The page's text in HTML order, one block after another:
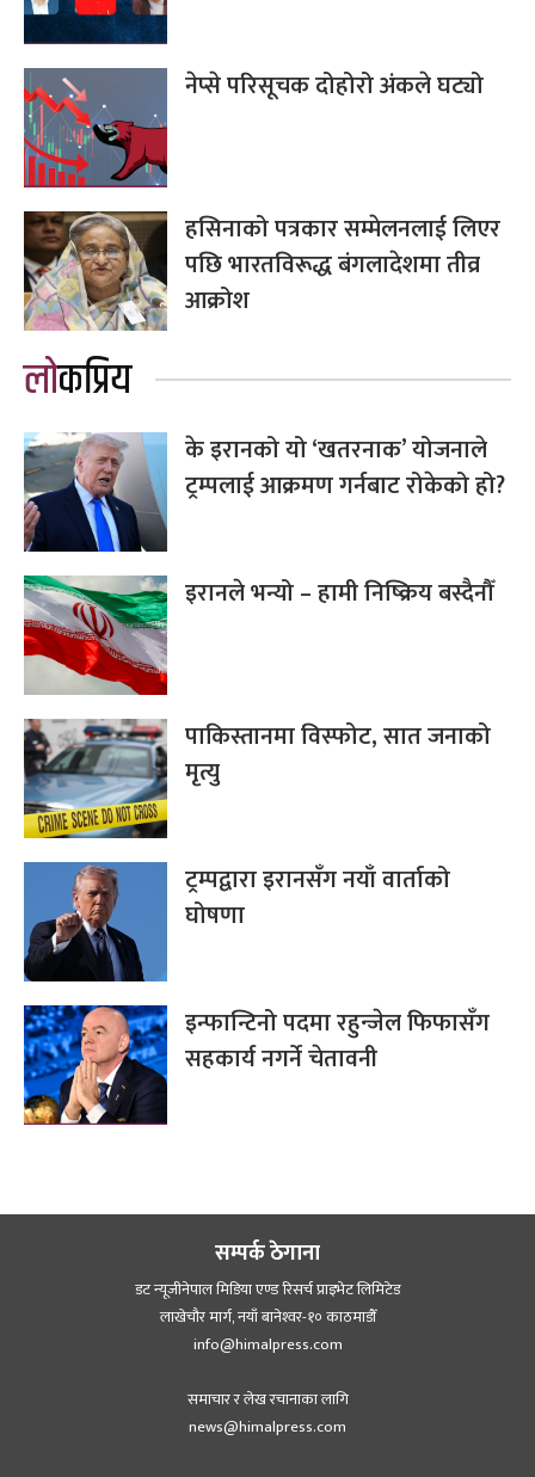
नेप्से परिसूचक दोहोरो अंकले घट्यो
हसिनाको पत्रकार सम्मेलनलाई लिएर
पछि भारतविरूद्ध बंगलादेशमा तीव्र
आक्रोश
लोकप्रिय
के इरानको यो ‘खतरनाक’ योजनाले
ट्रम्पलाई आक्रमण गर्नबाट रोकेको हो?
इरानले भन्यो – हामी निष्क्रिय बस्दैनौँ
पाकिस्तानमा विस्फोट, सात जनाको
मृत्यु
ट्रम्पद्वारा इरानसँग नयाँ वार्ताको
घोषणा
इन्फान्टिनो पदमा रहुन्जेल फिफासँग
सहकार्य नगर्ने चेतावनी
सम्पर्क ठेगाना
डट न्यूजीनेपाल मिडिया एण्ड रिसर्च प्राइभेट लिमिटेड
लाखेचौर मार्ग, नयाँ बानेश्‍वर-१० काठमाडौँ
info@himalpress.com
समाचार र लेख रचानाका लागि
news@himalpress.com